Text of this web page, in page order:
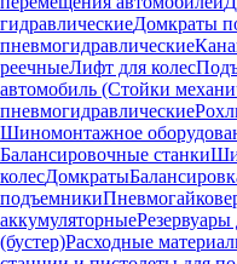
гидравлическиеДомкраты
пневмогидравлические
реечныеЛифт для колес
автомобиль (Стойки
пневмогидравлические
Шиномонтажное
Балансировочные станки
колесДомкраты
подъемники
аккумуляторныеРезервуары
(бустер)Расходные